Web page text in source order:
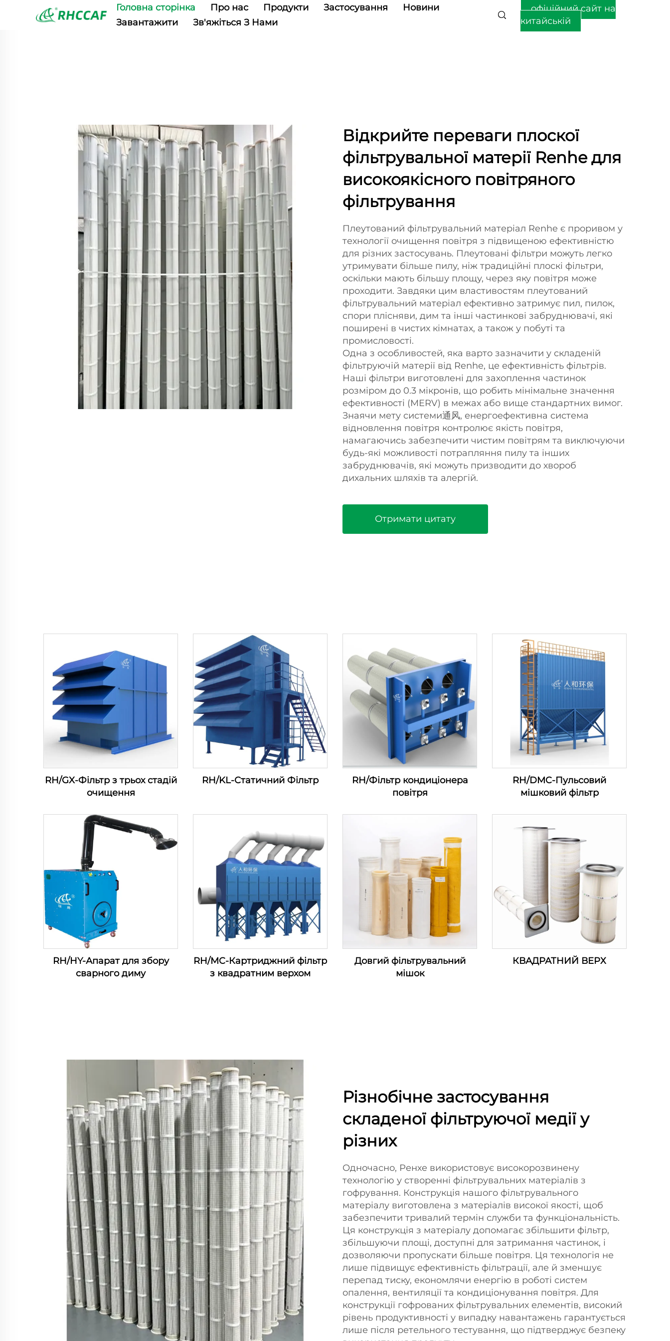
Головна сторінка Про нас Продукти Застосування
Новини
Завантажити
Зв'яжіться З Нами
офіційний сайт на
китайській
Відкрийте переваги плоскої
фільтрувальної матерії Renhe для
високоякісного повітряного
фільтрування
Плеутований фільтрувальний матеріал Renhe є проривом у
технології очищення повітря з підвищеною ефективністю
для різних застосувань. Плеутовані фільтри можуть легко
утримувати більше пилу, ніж традиційні плоскі фільтри,
оскільки мають більшу площу, через яку повітря може
проходити. Завдяки цим властивостям плеутований
фільтрувальний матеріал ефективно затримує пил, пилок,
спори плісняви, дим та інші частинкові забруднювачі, які
поширені в чистих кімнатах, а також у побуті та
промисловості.
Одна з особливостей, яка варто зазначити у складеній
фільтруючій матерії від Renhe, це ефективність фільтрів.
Наші фільтри виготовлені для захоплення частинок
розміром до 0.3 мікронів, що робить мінімальне значення
ефективності (MERV) в межах або вище стандартних вимог.
Знаячи мету системи通风, енергоефективна система
відновлення повітря контролює якість повітря,
намагаючись забезпечити чистим повітрям та виключуючи
будь-які можливості потрапляння пилу та інших
забруднювачів, які можуть призводити до хвороб
дихальних шляхів та алергій.
Отримати цитату
RH/GX-Фільтр з трьох стадій
очищення
RH/KL-Статичний Фільтр
RH/Фільтр кондиціонера
повітря
RH/DMC-Пульсовий
мішковий фільтр
RH/HY-Апарат для збору
сварного диму
RH/MC-Картриджний фільтр
з квадратним верхом
Довгий фільтрувальний
мішок
КВАДРАТНИЙ ВЕРХ
Різнобічне застосування
складеної фільтруючої медії у
різних
Одночасно, Ренхе використовує високорозвинену
технологію у створенні фільтрувальних матеріалів з
гофрування. Конструкція нашого фільтрувального
матеріалу виготовлена з матеріалів високої якості, щоб
забезпечити тривалий термін служби та функціональність.
Ця конструкція з матеріалу допомагає збільшити фільтр,
збільшуючи площі, доступні для затримання частинок, і
дозволяючи пропускати більше повітря. Ця технологія не
лише підвищує ефективність фільтрації, але й зменшує
перепад тиску, економлячи енергію в роботі систем
опалення, вентиляції та кондиціонування повітря. Для
конструкції гофрованих фільтрувальних елементів, високий
рівень продуктивності у випадку навантажень гарантується
лише після ретельного тестування, що підтверджує безпеку